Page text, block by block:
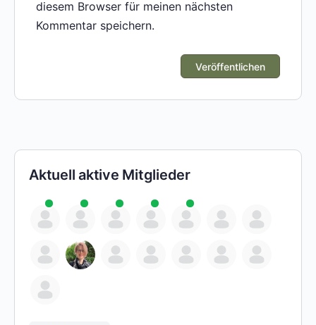
diesem Browser für meinen nächsten
Kommentar speichern.
Aktuell aktive Mitglieder